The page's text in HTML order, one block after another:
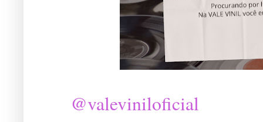
@valeviniloficial